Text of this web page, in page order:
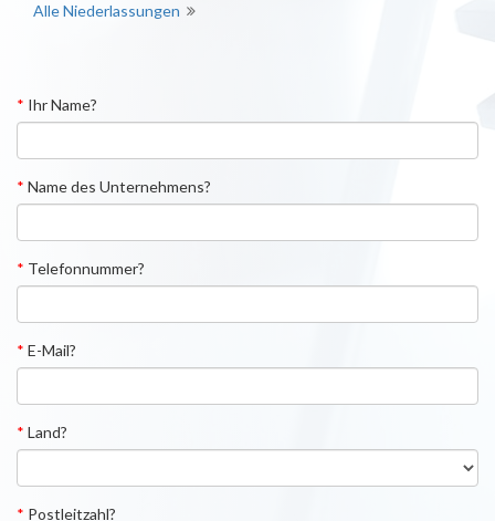
Alle Niederlassungen
* Ihr Name?
* Name des Unternehmens?
* Telefonnummer?
* E-Mail?
* Land?
* Postleitzahl?